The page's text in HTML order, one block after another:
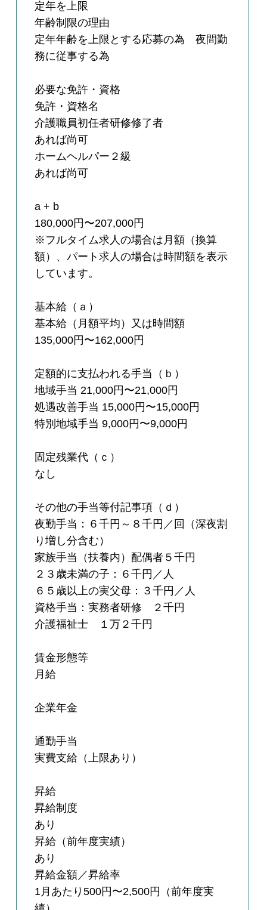
定年を上限
年齢制限の理由
定年年齢を上限とする応募の為 夜間勤
務に従事する為
必要な免許・資格
免許・資格名
介護職員初任者研修修了者
あれば尚可
ホームヘルパー２級
あれば尚可
a + b
180,000円〜207,000円
※フルタイム求人の場合は月額（換算
額）、パート求人の場合は時間額を表示
しています。
基本給（ａ）
基本給（月額平均）又は時間額
135,000円〜162,000円
定額的に支払われる手当（ｂ）
地域手当 21,000円〜21,000円
処遇改善手当 15,000円〜15,000円
特別地域手当 9,000円〜9,000円
固定残業代（ｃ）
なし
その他の手当等付記事項（ｄ）
夜勤手当：６千円～８千円／回（深夜割
り増し分含む）
家族手当（扶養内）配偶者５千円
２３歳未満の子：６千円／人
６５歳以上の実父母：３千円／人
資格手当：実務者研修 ２千円
介護福祉士 １万２千円
賃金形態等
月給
企業年金
通勤手当
実費支給（上限あり）
昇給
昇給制度
あり
昇給（前年度実績）
あり
昇給金額／昇給率
1月あたり500円〜2,500円（前年度実